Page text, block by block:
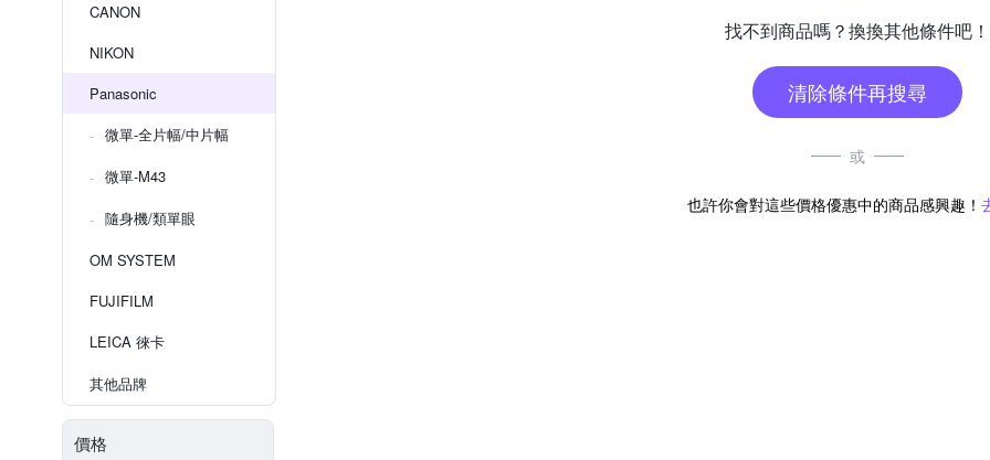
CANON
NIKON
Panasonic
微單-全片幅/中片幅
微單-M43
隨身機/類單眼
OM SYSTEM
FUJIFILM
LEICA 徠卡
其他品牌
價格
找不到商品嗎？換換其他條件吧！
清除條件再搜尋
或
也許你會對這些價格優惠中的商品感興趣！